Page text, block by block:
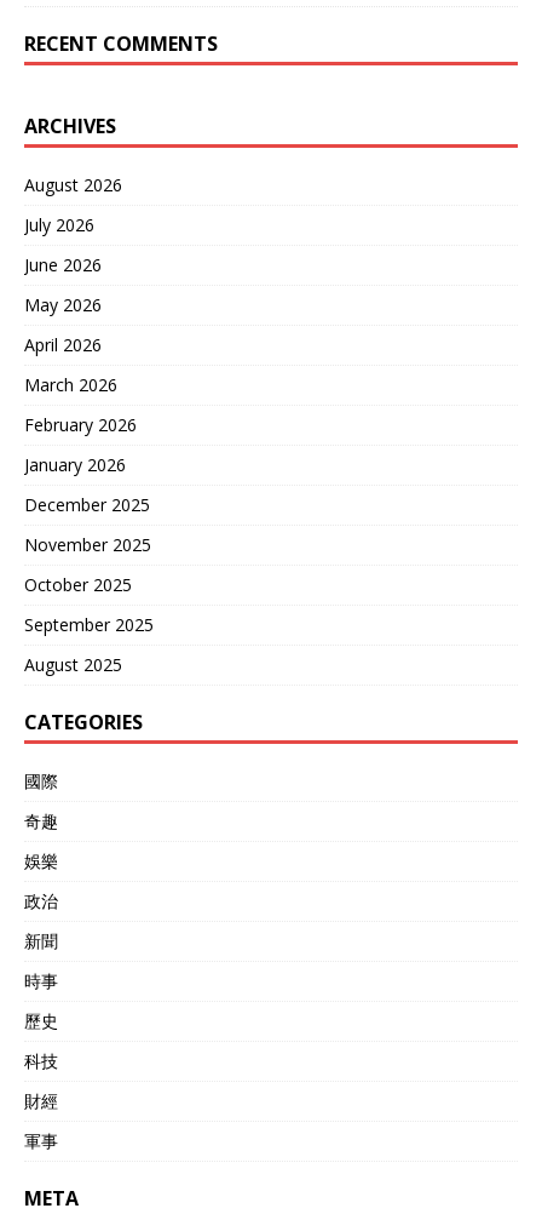
RECENT COMMENTS
ARCHIVES
August 2026
July 2026
June 2026
May 2026
April 2026
March 2026
February 2026
January 2026
December 2025
November 2025
October 2025
September 2025
August 2025
CATEGORIES
國際
奇趣
娛樂
政治
新聞
時事
歷史
科技
財經
軍事
META